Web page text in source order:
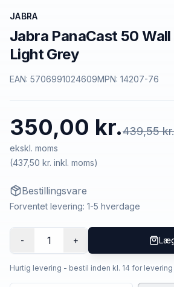
JABRA
Jabra PanaCast 50
Light Grey
EAN: 5706991024609MPN: 14207-76
350,00 kr.439,55 kr.
ekskl. moms
(437,50 kr. inkl. moms)
Bestillingsvare
Forventet levering: 1-5 hverdage
- 1 +
Hurtig levering - bestil inden kl. 14 for